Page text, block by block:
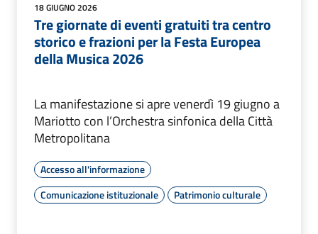
18 GIUGNO 2026
Tre giornate di eventi gratuiti tra centro
storico e frazioni per la Festa Europea
della Musica 2026
La manifestazione si apre venerdì 19 giugno a
Mariotto con l’Orchestra sinfonica della Città
Metropolitana
Accesso all'informazione
Comunicazione istituzionale
Patrimonio culturale